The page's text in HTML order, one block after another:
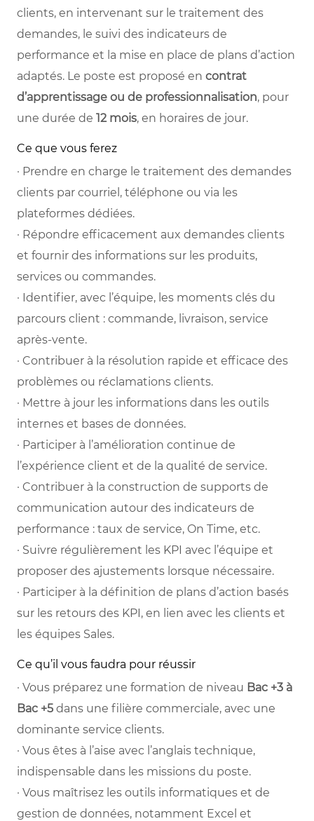
clients, en intervenant sur le traitement des
demandes, le suivi des indicateurs de
performance et la mise en place de plans d’action
adaptés. Le poste est proposé en contrat
d’apprentissage ou de professionnalisation, pour
une durée de 12 mois, en horaires de jour.
Ce que vous ferez
· Prendre en charge le traitement des demandes
clients par courriel, téléphone ou via les
plateformes dédiées.
· Répondre efficacement aux demandes clients
et fournir des informations sur les produits,
services ou commandes.
· Identifier, avec l’équipe, les moments clés du
parcours client : commande, livraison, service
après-vente.
· Contribuer à la résolution rapide et efficace des
problèmes ou réclamations clients.
· Mettre à jour les informations dans les outils
internes et bases de données.
· Participer à l’amélioration continue de
l’expérience client et de la qualité de service.
· Contribuer à la construction de supports de
communication autour des indicateurs de
performance : taux de service, On Time, etc.
· Suivre régulièrement les KPI avec l’équipe et
proposer des ajustements lorsque nécessaire.
· Participer à la définition de plans d’action basés
sur les retours des KPI, en lien avec les clients et
les équipes Sales.
Ce qu’il vous faudra pour réussir
· Vous préparez une formation de niveau Bac +3 à
Bac +5 dans une filière commerciale, avec une
dominante service clients.
· Vous êtes à l’aise avec l’anglais technique,
indispensable dans les missions du poste.
· Vous maîtrisez les outils informatiques et de
gestion de données, notamment Excel et